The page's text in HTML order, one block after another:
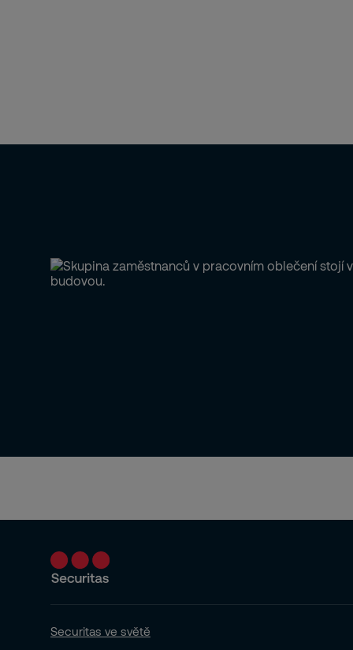
Securitas ve světě